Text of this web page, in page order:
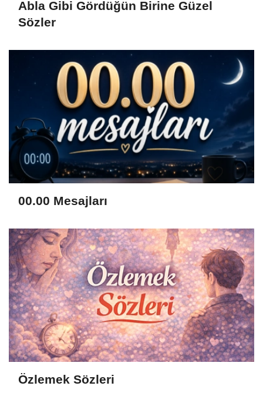
Abla Gibi Gördüğün Birine Güzel
Sözler
00.00 Mesajları
Özlemek Sözleri